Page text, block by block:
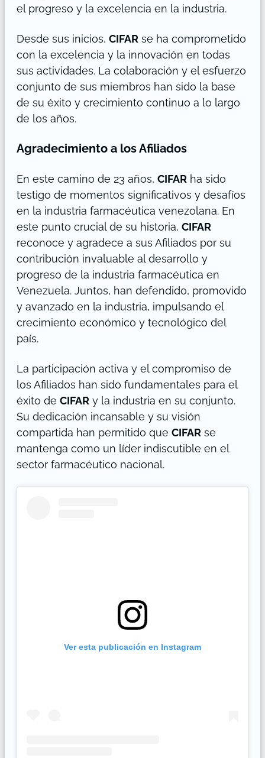
el progreso y la excelencia en la industria.
Desde sus inicios, CIFAR se ha comprometido
con la excelencia y la innovación en todas
sus actividades. La colaboración y el esfuerzo
conjunto de sus miembros han sido la base
de su éxito y crecimiento continuo a lo largo
de los años.
Agradecimiento a los Afiliados
En este camino de 23 años, CIFAR ha sido
testigo de momentos significativos y desafíos
en la industria farmacéutica venezolana. En
este punto crucial de su historia, CIFAR
reconoce y agradece a sus Afiliados por su
contribución invaluable al desarrollo y
progreso de la industria farmacéutica en
Venezuela. Juntos, han defendido, promovido
y avanzado en la industria, impulsando el
crecimiento económico y tecnológico del
país.
La participación activa y el compromiso de
los Afiliados han sido fundamentales para el
éxito de CIFAR y la industria en su conjunto.
Su dedicación incansable y su visión
compartida han permitido que CIFAR se
mantenga como un líder indiscutible en el
sector farmacéutico nacional.
Ver esta publicación en Instagram